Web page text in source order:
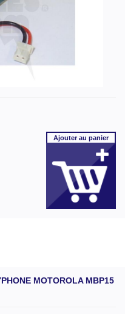
Ajouterau panier
MOTOROLA MBP15